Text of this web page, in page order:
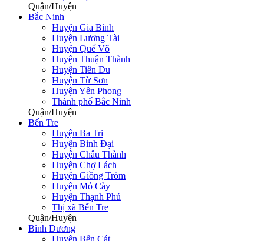
Quận/Huyện
Bắc Ninh
Huyện Gia Bình
Huyện Lương Tài
Huyện Quế Võ
Huyện Thuận Thành
Huyện Tiên Du
Huyện Từ Sơn
Huyện Yên Phong
Thành phố Bắc Ninh
Quận/Huyện
Bến Tre
Huyện Ba Tri
Huyện Bình Đại
Huyện Châu Thành
Huyện Chợ Lách
Huyện Giồng Trôm
Huyện Mỏ Cày
Huyện Thạnh Phú
Thị xã Bến Tre
Quận/Huyện
Bình Dương
Huyện Bến Cát